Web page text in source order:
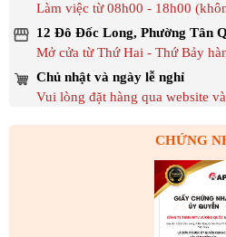
Làm việc từ 08h00 - 18h00
12 Đô Đốc Long, Phường Tân
Mở cửa từ Thứ Hai - Thứ Bảy
Chủ nhật và ngày lễ nghỉ
Vui lòng đặt hàng qua website
CHỨNG